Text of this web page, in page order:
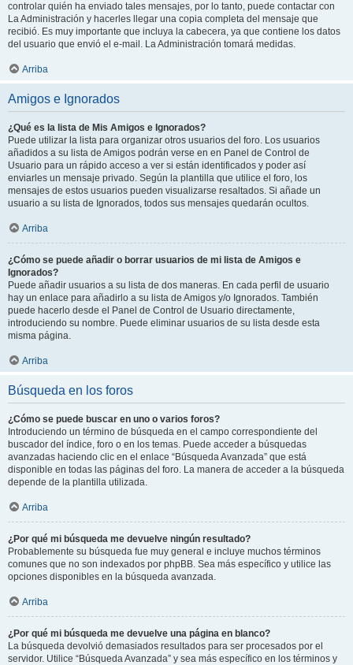
controlar quién ha enviado tales mensajes, por lo tanto, puede contactar con
La Administración y hacerles llegar una copia completa del mensaje que
recibió. Es muy importante que incluya la cabecera, ya que contiene los datos
del usuario que envió el e-mail. La Administración tomará medidas.
Arriba
Amigos e Ignorados
¿Qué es la lista de Mis Amigos e Ignorados?
Puede utilizar la lista para organizar otros usuarios del foro. Los usuarios
añadidos a su lista de Amigos podrán verse en en Panel de Control de
Usuario para un rápido acceso a ver si están identificados y poder así
enviarles un mensaje privado. Según la plantilla que utilice el foro, los
mensajes de estos usuarios pueden visualizarse resaltados. Si añade un
usuario a su lista de Ignorados, todos sus mensajes quedarán ocultos.
Arriba
¿Cómo se puede añadir o borrar usuarios de mi lista de Amigos e
Ignorados?
Puede añadir usuarios a su lista de dos maneras. En cada perfil de usuario
hay un enlace para añadirlo a su lista de Amigos y/o Ignorados. También
puede hacerlo desde el Panel de Control de Usuario directamente,
introduciendo su nombre. Puede eliminar usuarios de su lista desde esta
misma página.
Arriba
Búsqueda en los foros
¿Cómo se puede buscar en uno o varios foros?
Introduciendo un término de búsqueda en el campo correspondiente del
buscador del índice, foro o en los temas. Puede acceder a búsquedas
avanzadas haciendo clic en el enlace “Búsqueda Avanzada” que está
disponible en todas las páginas del foro. La manera de acceder a la búsqueda
depende de la plantilla utilizada.
Arriba
¿Por qué mi búsqueda me devuelve ningún resultado?
Probablemente su búsqueda fue muy general e incluye muchos términos
comunes que no son indexados por phpBB. Sea más específico y utilice las
opciones disponibles en la búsqueda avanzada.
Arriba
¿Por qué mi búsqueda me devuelve una página en blanco?
La búsqueda devolvió demasiados resultados para ser procesados por el
servidor. Utilice “Búsqueda Avanzada” y sea más específico en los términos y